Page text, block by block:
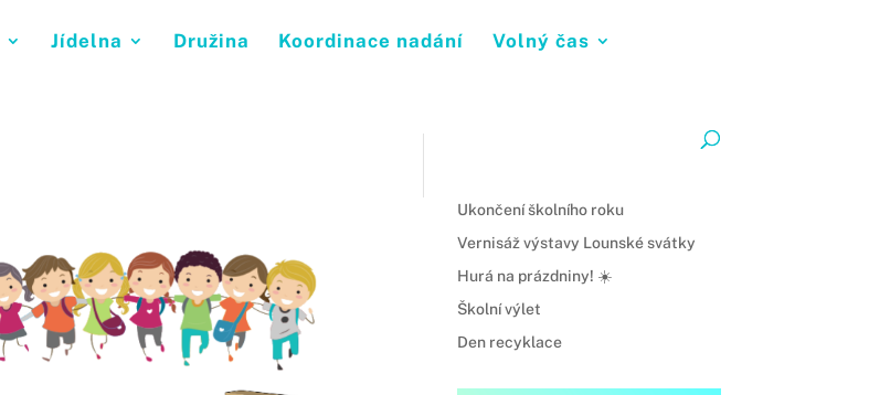
Jídelna Družina Koordinace nadání Volný čas
Ukončení školního roku
Vernisáž výstavy Lounské svátky
Hurá na prázdniny! ☀️
Školní výlet
Den recyklace